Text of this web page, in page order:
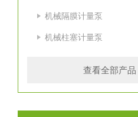
机械隔膜计量泵
机械柱塞计量泵
查看全部产品